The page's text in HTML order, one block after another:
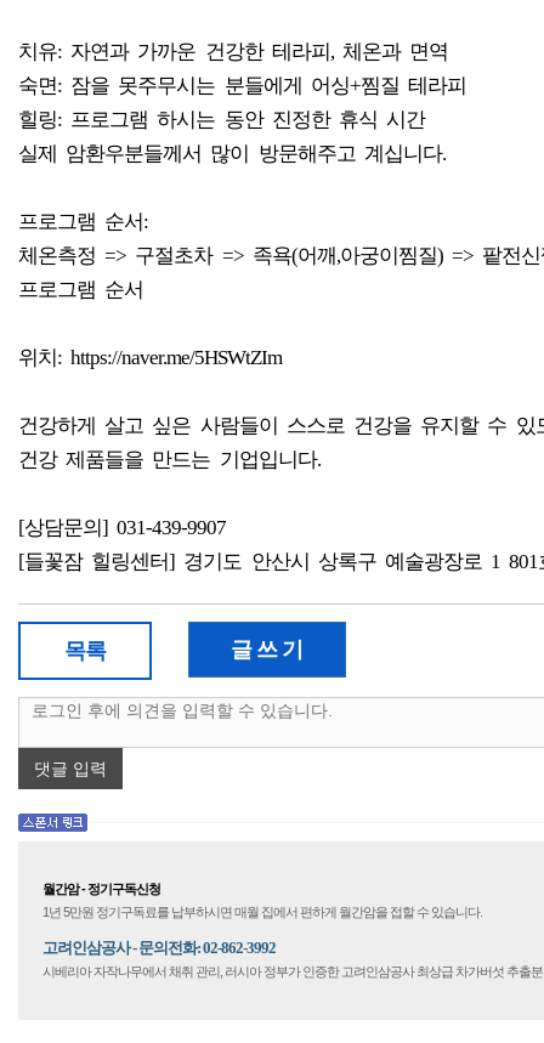
치유: 자연과 가까운 건강한 테라피, 체온과 면역
숙면: 잠을 못주무시는 분들에게 어싱+찜질 테라피
힐링: 프로그램 하시는 동안 진정한 휴식 시간
실제 암환우분들께서 많이 방문해주고 계십니다.
프로그램 순서:
체온측정 => 구절초차 => 족욕(어깨,아궁이찜질) => 팥전
프로그램 순서
위치: https://naver.me/5HSWtZIm
건강하게 살고 싶은 사람들이 스스로 건강을 유지할 수 있
건강 제품들을 만드는 기업입니다.
[상담문의] 031-439-9907
[들꽃잠 힐링센터] 경기도 안산시 상록구 예술광장로 1
목록 글 쓰 기
댓글 입력
월간암 - 정기구독신청
1년 5만원 정기구독료를 납부하시면 매월 집에서 편하게 월간암을 접할 수 있습니다.
고려인삼공사 - 문의전화: 02-862-3992
시베리아 자작나무에서 채취 관리, 러시아 정부가 인증한 고려인삼공사 최상급 차가버섯 추출